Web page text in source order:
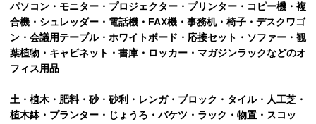
パソコン・モニター・プロジェクター・プリンター・コピー機・複
合機・シュレッダー・電話機・FAX機・事務机・椅子・デスクワゴ
ン・会議用テーブル・ホワイトボード・応接セット・ソファー・観
葉植物・キャビネット・書庫・ロッカー・マガジンラックなどのオ
フィス用品
土・植木・肥料・砂・砂利・レンガ・ブロック・タイル・人工芝・
植木鉢・プランター・じょうろ・バケツ・ラック・物置・スコッ